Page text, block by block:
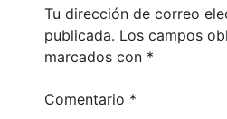
Tu dirección de correo
publicada. Los campos
marcados con *
Comentario *